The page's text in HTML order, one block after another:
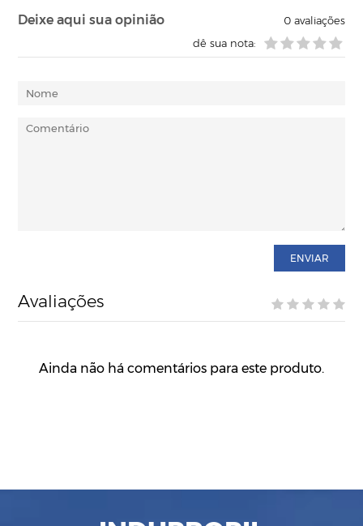
Deixe aqui sua opinião 0avaliações
dê sua nota:
ENVIAR
Avaliações
Ainda não há comentários para este produto.